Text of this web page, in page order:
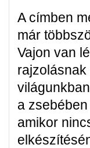
A címben
már
Vajon van
a
amikor